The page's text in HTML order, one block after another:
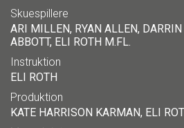
Skuespillere
ARI MILLEN, RYAN ALLEN,
ABBOTT, ELI ROTH M.FL.
Instruktion
ELI ROTH
Produktion
KATE HARRISON KARMAN, ELI